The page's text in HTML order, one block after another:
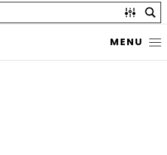
MENU